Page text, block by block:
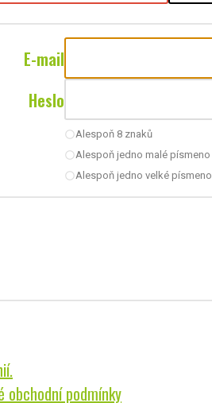
E-mail
Heslo
radio_button_uncheckedAlespoň 8 znaků
radio_button_uncheckedAlespoň jedno malé písmeno
radio_button_uncheckedAlespoň jedno velké písmeno
obchodní podmínky